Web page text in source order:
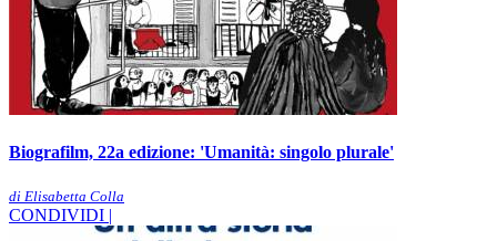
Biografilm, 22a edizione: 'Umanità: singolo plurale'
di Elisabetta Colla
CONDIVIDI |